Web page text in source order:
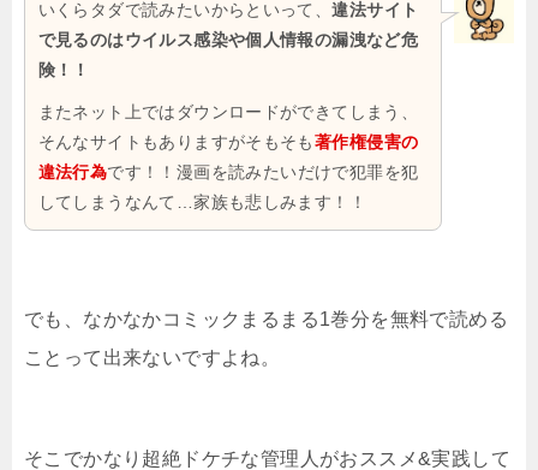
いくらタダで読みたいからといって、違法サイト
で見るのはウイルス感染や個人情報の漏洩など危
険！！
またネット上ではダウンロードができてしまう、
そんなサイトもありますがそもそも著作権侵害の
違法行為です！！漫画を読みたいだけで犯罪を犯
してしまうなんて…家族も悲しみます！！
でも、なかなかコミックまるまる1巻分を無料で読める
ことって出来ないですよね。
そこでかなり超絶ドケチな管理人がおススメ&実践して